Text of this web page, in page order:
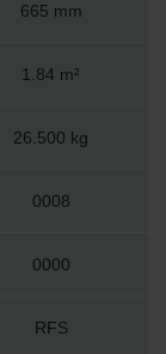
665 mm
1.84 m²
26.500 kg
0008
0000
RFS